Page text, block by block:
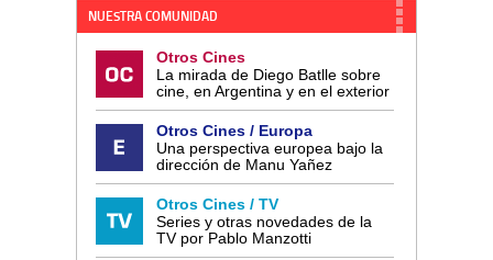
NUESTRA COMUNIDAD
Otros Cines
La mirada de Diego Batlle sobre
cine, en Argentina y en el exterior
Otros Cines / Europa
Una perspectiva europea bajo la
dirección de Manu Yañez
Otros Cines / TV
Series y otras novedades de la
TV por Pablo Manzotti